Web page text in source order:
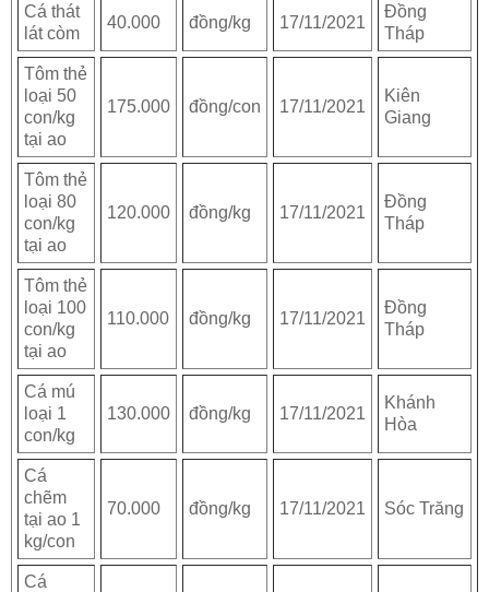
Cá thát
lát còm
40.000 đồng/kg 17/11/2021
Đồng
Tháp
Tôm thẻ
loại 50
con/kg
tại ao
175.000 đồng/con 17/11/2021
Kiên
Giang
Tôm thẻ
loại 80
con/kg
tại ao
120.000 đồng/kg 17/11/2021
Đồng
Tháp
Tôm thẻ
loại 100
con/kg
tại ao
110.000 đồng/kg 17/11/2021
Đồng
Tháp
Cá mú
loại 1
con/kg
130.000 đồng/kg 17/11/2021
Khánh
Hòa
Cá
chẽm
tại ao 1
kg/con
70.000 đồng/kg 17/11/2021 Sóc Trăng
Cá